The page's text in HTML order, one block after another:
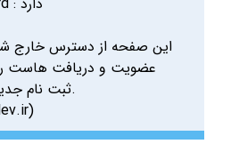
این صفحه از دسترس خارج
عضویت و دریافت هاست
ثبت نام